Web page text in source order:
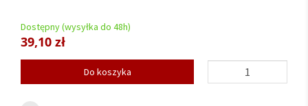
Dostępny (wysyłka do 48h)
39,10 zł
Do koszyka